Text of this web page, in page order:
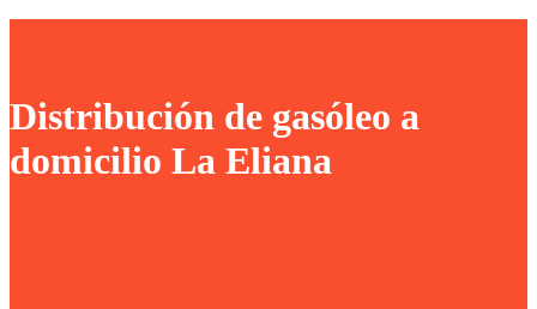
Distribución de gasóleo a
domicilio La Eliana